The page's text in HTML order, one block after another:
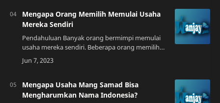
Mengapa Orang Memilih Memulai Usaha
Mereka Sendiri
Pendahuluan Banyak orang bermimpi memulai
usaha mereka sendiri. Beberapa orang memilih
untuk memulai usaha karena ingin memiliki
kontrol penuh atas hidup mereka, sementara
Mengapa Usaha Mang Samad Bisa
Mengharumkan Nama Indonesia?